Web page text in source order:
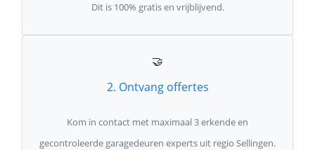
Dit is 100% gratis en vrijblijvend.
🤝
2. Ontvang offertes
Kom in contact met maximaal 3 erkende en
gecontroleerde garagedeuren experts uit regio Sellingen.